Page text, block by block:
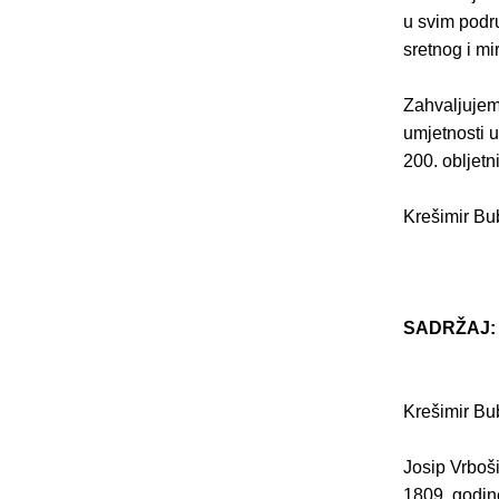
u svim
sretnog i
umjetnosti
200.
Krešimir
SADRŽAJ:
Krešimir
Josip